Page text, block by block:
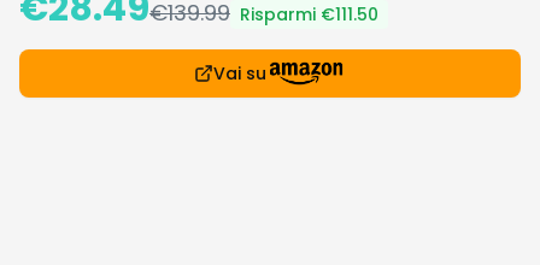
€139.99 Risparmi €111.50
Vai su